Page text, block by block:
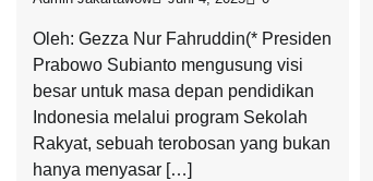
Oleh: Gezza Nur Fahruddin(* Presiden
Prabowo Subianto mengusung visi
besar untuk masa depan pendidikan
Indonesia melalui program Sekolah
Rakyat, sebuah terobosan yang bukan
hanya menyasar […]